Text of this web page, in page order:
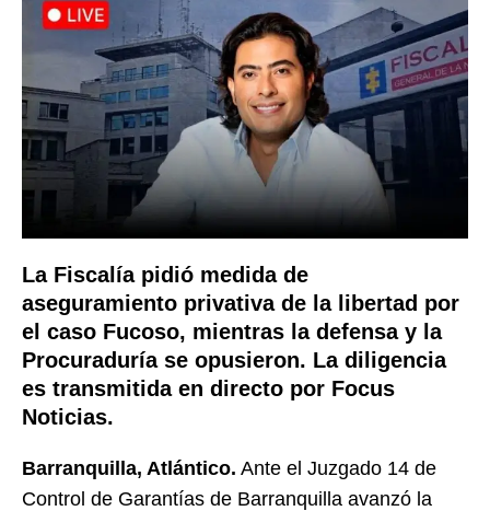
La Fiscalía pidió medida de
aseguramiento privativa de la libertad por
el caso Fucoso, mientras la defensa y la
Procuraduría se opusieron. La diligencia
es transmitida en directo por Focus
Noticias.
Barranquilla, Atlántico. Ante el Juzgado 14 de
Control de Garantías de Barranquilla avanzó la